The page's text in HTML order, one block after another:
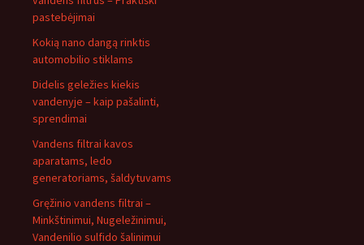
pastebėjimai
Kokią nano dangą rinktis
automobilio stiklams
Didelis geležies kiekis
vandenyje – kaip pašalinti,
sprendimai
Vandens filtrai kavos
aparatams, ledo
generatoriams, šaldytuvams
Gręžinio vandens filtrai –
Minkštinimui, Nugeležinimui,
Vandenilio sulfido šalinimui